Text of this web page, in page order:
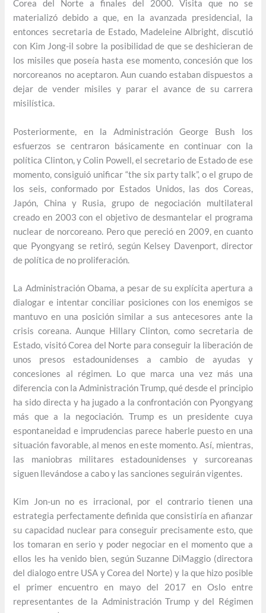
Corea del Norte a finales del 2000. Visita que no se
materializó debido a que, en la avanzada presidencial, la
entonces secretaria de Estado, Madeleine Albright, discutió
con Kim Jong-il sobre la posibilidad de que se deshicieran de
los misiles que poseía hasta ese momento, concesión que los
norcoreanos no aceptaron. Aun cuando estaban dispuestos a
dejar de vender misiles y parar el avance de su carrera
misilística.
Posteriormente, en la Administración George Bush los
esfuerzos se centraron básicamente en continuar con la
política Clinton, y Colin Powell, el secretario de Estado de ese
momento, consiguió unificar “the six party talk”, o el grupo de
los seis, conformado por Estados Unidos, las dos Coreas,
Japón, China y Rusia, grupo de negociación multilateral
creado en 2003 con el objetivo de desmantelar el programa
nuclear de norcoreano. Pero que pereció en 2009, en cuanto
que Pyongyang se retiró, según Kelsey Davenport, director
de política de no proliferación.
La Administración Obama, a pesar de su explícita apertura a
dialogar e intentar conciliar posiciones con los enemigos se
mantuvo en una posición similar a sus antecesores ante la
crisis coreana. Aunque Hillary Clinton, como secretaria de
Estado, visitó Corea del Norte para conseguir la liberación de
unos presos estadounidenses a cambio de ayudas y
concesiones al régimen. Lo que marca una vez más una
diferencia con la Administración Trump, qué desde el principio
ha sido directa y ha jugado a la confrontación con Pyongyang
más que a la negociación. Trump es un presidente cuya
espontaneidad e imprudencias parece haberle puesto en una
situación favorable, al menos en este momento. Así, mientras,
las maniobras militares estadounidenses y surcoreanas
siguen llevándose a cabo y las sanciones seguirán vigentes.
Kim Jon-un no es irracional, por el contrario tienen una
estrategia perfectamente definida que consistiría en afianzar
su capacidad nuclear para conseguir precisamente esto, que
los tomaran en serio y poder negociar en el momento que a
ellos les ha venido bien, según Suzanne DiMaggio (directora
del dialogo entre USA y Corea del Norte) y la que hizo posible
el primer encuentro en mayo del 2017 en Oslo entre
representantes de la Administración Trump y del Régimen